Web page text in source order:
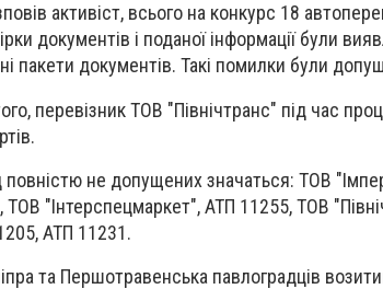
активіст, всього на конкурс 18
документів і поданої інформації були
пакети документів. Такі помилки були
перевізник ТОВ "Північтранс" під час
не допущених значаться: ТОВ
ТОВ "Інтерспецмаркет", АТП 11255, ТОВ
АТП 11231.
та Першотравенська павлоградців